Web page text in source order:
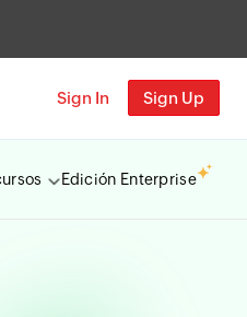
Sign In Sign Up
Edición Enterprise